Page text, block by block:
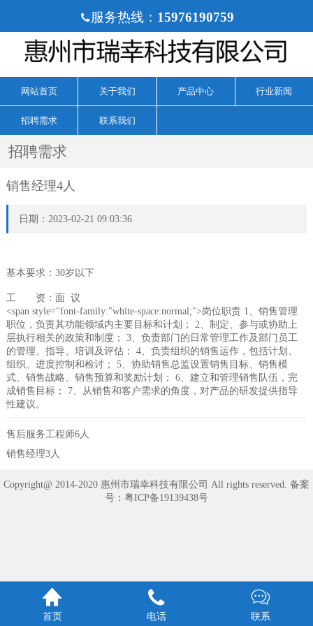
服务热线： 15976190759
网站首页 关于我们 产品中心 行业新闻
招聘需求 联系我们
招聘需求
销售经理4人
日期：2023-02-21 09:03:36
基本要求：30岁以下
工 资：面 议
<span style="font-family:"white-space:normal;">岗位职责 1、销售管理
职位，负责其功能领域内主要目标和计划； 2、制定、参与或协助上
层执行相关的政策和制度； 3、负责部门的日常管理工作及部门员工
的管理、指导、培训及评估； 4、负责组织的销售运作，包括计划、
组织、进度控制和检讨； 5、协助销售总监设置销售目标、销售模
式、销售战略、销售预算和奖励计划； 6、建立和管理销售队伍，完
成销售目标； 7、从销售和客户需求的角度，对产品的研发提供指导
性建议。
售后服务工程师6人
销售经理3人
Copyright@ 2014-2020 惠州市瑞幸科技有限公司 All rights reserved. 备案
号： 粤ICP备19139438号

首页

电话

联系